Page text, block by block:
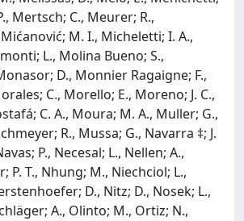
Mertsch; C., Meurer; R.,
M. I., Micheletti; I. A.,
L., Molina Bueno; S.,
D., Monnier Ragaigne; F.,
C., Morello; E., Moreno; J. C.,
C. A., Moura; M. A., Muller; G.,
R., Mussa; G., Navarra ‡; J.
P., Necesal; L., Nellen; A.,
P. T., Nhung; M., Niechciol; L.,
D., Nitz; D., Nosek; L.,
A., Olinto; M., Ortiz; N.,